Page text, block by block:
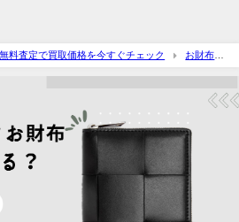
料査定で買取価格を今すぐチェック
お財布買
Veneta Wallet）- 無料査定で買取価格を今すぐチ